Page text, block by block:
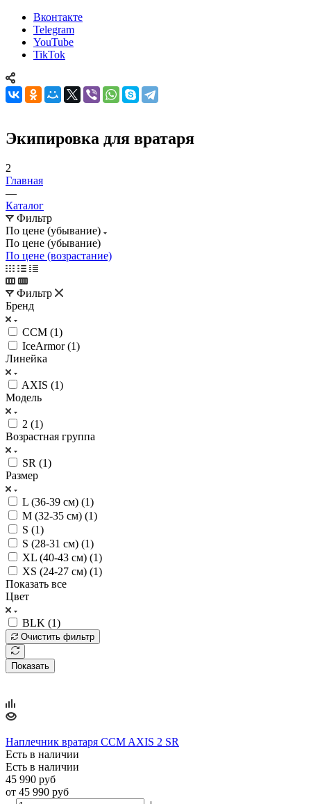
Вконтакте
Telegram
YouTube
TikTok
Экипировка для вратаря
2
Главная
—
Каталог
Фильтр
По цене (убывание)
По цене (убывание)
По цене (возрастание)
Фильтр
Бренд
CCM (1)
IceArmor (1)
Линейка
AXIS (1)
Модель
2 (1)
Возрастная группа
SR (1)
Размер
L (36-39 см) (1)
M (32-35 см) (1)
S (1)
S (28-31 см) (1)
XL (40-43 см) (1)
XS (24-27 см) (1)
Показать все
Цвет
BLK (1)
Очистить фильтр
Показать
Наплечник вратаря CCM AXIS 2 SR
Есть в наличии
Есть в наличии
45 990 руб
от 45 990 руб